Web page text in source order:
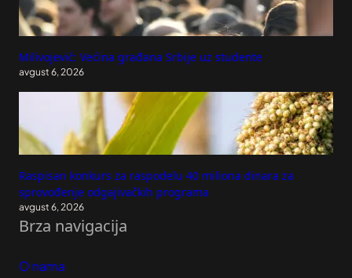
Milivojević: Većina građana Srbije uz studente
avgust 6, 2026
Raspisan konkurs za raspodelu 40 miliona dinara za
sprovođenje odgajivačkih programa
avgust 6, 2026
Brza navigacija
O nama